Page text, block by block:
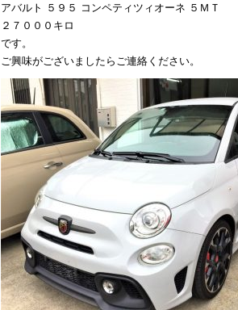
アバルト ５９５ コンペティツィオーネ ５ＭＴ
２７０００キロ
です。
ご興味がございましたらご連絡ください。